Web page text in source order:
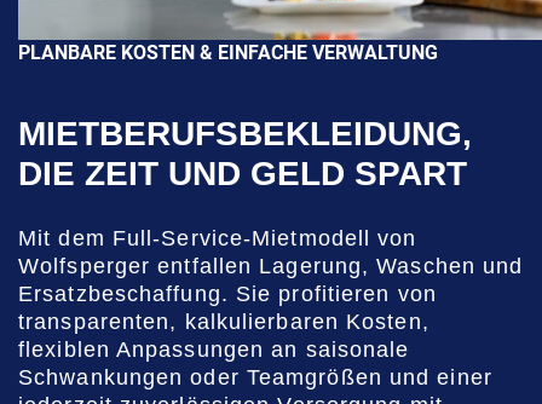
PLANBARE KOSTEN & EINFACHE VERWALTUNG
MIETBERUFSBEKLEIDUNG,
DIE ZEIT UND GELD SPART
Mit dem Full-Service-Mietmodell von
Wolfsperger entfallen Lagerung, Waschen und
Ersatzbeschaffung. Sie profitieren von
transparenten, kalkulierbaren Kosten,
flexiblen Anpassungen an saisonale
Schwankungen oder Teamgrößen und einer